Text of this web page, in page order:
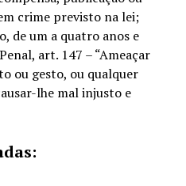
crime previsto na lei;
de um a quatro anos e
art. 147 – “Ameaçar
ou gesto, ou qualquer
lhe mal injusto e